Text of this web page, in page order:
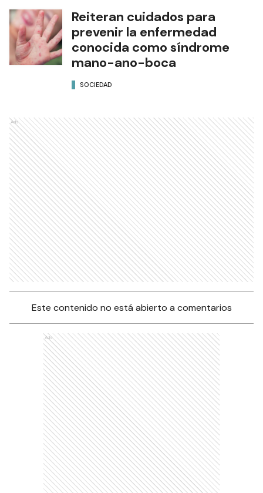
Reiteran cuidados para
prevenir la enfermedad
conocida como síndrome
mano-ano-boca
SOCIEDAD
Ads
Este contenido no está abierto a comentarios
Ads